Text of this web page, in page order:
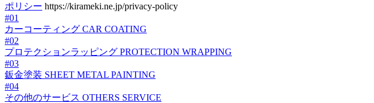
ポリシー https://kirameki.ne.jp/privacy-policy
#01
カーコーティング CAR COATING
#02
プロテクションラッピング PROTECTION WRAPPING
#03
鈑金塗装 SHEET METAL PAINTING
#04
その他のサービス OTHERS SERVICE